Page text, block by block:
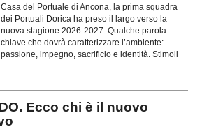
Casa del Portuale di Ancona, la prima squadra
dei Portuali Dorica ha preso il largo verso la
nuova stagione 2026-2027. Qualche parola
chiave che dovrà caratterizzare l’ambiente:
passione, impegno, sacrificio e identità. Stimoli
Ecco chi è il nuovo